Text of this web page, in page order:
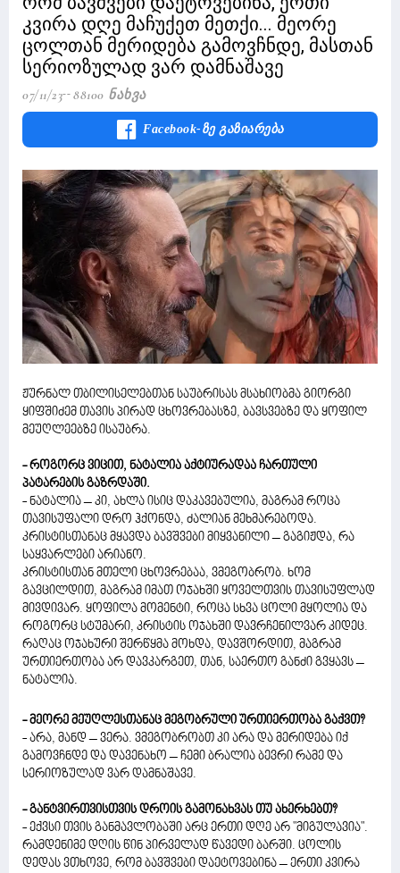
კვირა დღე მაჩუქეთ მეთქი... მეორე
ცოლთან მერიდება გამოვჩნდე, მასთან
სერიოზულად ვარ დამნაშავე
07/11/23 88100 Ნახვა
Facebook-Ზე Გაზიარება
ჟურნალ თბილისელებთან საუბრისას მსახიობმა გიორგი
ყიფშიძემ თავის პირად ცხოვრებასზე, ბავსვებზე და ყოფილ
მეუღლეებზე ისაუბრა.
- როგორც ვიცით, ნატალია აქტიურადაა ჩართული
პატარების გაზრდაში.
- ნატალია – კი, ახლა ისიც დაკავებულია, მაგრამ როცა
თავისუფალი დრო ჰქონდა, ძალიან მეხმარებოდა.
კრისტისთანაც მყავდა ბავშვები მიყვანილი – გაგიჟდა, რა
საყვარლები არიანო.
კრისტისთან მთელი ცხოვრებაა, ვმეგობრობ. ხომ
გავცილდით, მაგრამ იმათ ოჯახში ყოველთვის თავისუფლად
მივდივარ. ყოფილა მომენტი, როცა სხვა ცოლი მყოლია და
როგორც სტუმარი, კრისტის ოჯახში დავრჩენილვარ კიდეც.
რაღაც ოჯახური შერწყმა მოხდა, დავშორდით, მაგრამ
ურთიერთობა არ დავკარგეთ, თან, საერთო განძი გვყავს –
ნატალია.
- მეორე მეუღლესთანაც მეგობრული ურთიერთობა გაქვთ?
- არა, მანდ – ვერა. ვმეგობრობთ კი არა და მერიდება იქ
გამოვჩნდე და დავენახო – ჩემი ბრალია ბევრი რამე და
სერიოზულად ვარ დამნაშავე.
- განტვირთვისთვის დროის გამონახვას თუ ახერხებთ?
- ექვსი თვის განმავლობაში არც ერთი დღე არ "მიგულავია".
რამდენიმე დღის წინ პირველად წავედი ბარში. ცოლის
დედას ვთხოვე, რომ ბავშვები დაეტოვებინა – ერთი კვირა